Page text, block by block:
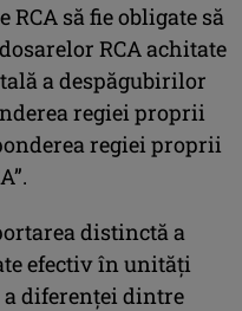
să fie obligate să
RCA achitate
a despăgubirilor
regiei proprii
regiei proprii
distinctă a
efectiv în unităţi
a diferenţei dintre